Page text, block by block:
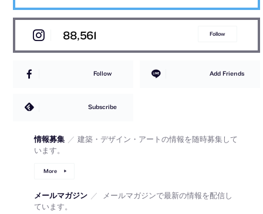
88,561 Follow
Follow Add Friends
Subscribe
情報募集 ／ 建築・デザイン・アートの情報を随時募集して
います。
More
メールマガジン ／
メールマガジンで最新の情報を配信し
ています。